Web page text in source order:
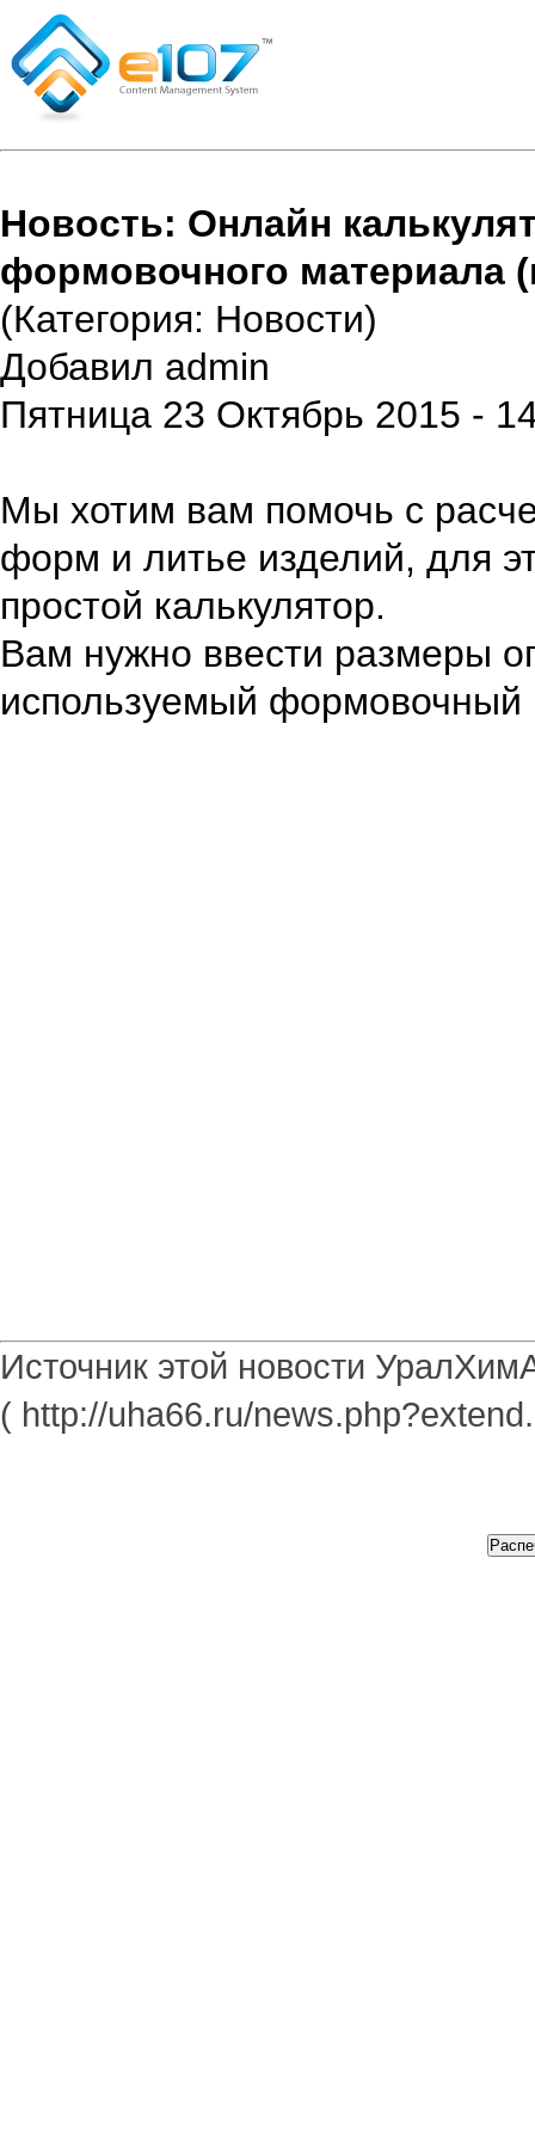
Новость: Онлайн
формовочного материала
(Категория: Новости)
Добавил admin
Пятница 23 Октябрь 2015 -
Мы хотим вам помочь с
форм и литье изделий, для
простой калькулятор.
Вам нужно ввести размеры
используемый формовочный
Источник этой новости
( http://uha66.ru/